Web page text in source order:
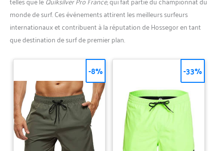
monde de surf. Ces événements attirent les meilleurs surfeurs
internationaux et contribuent à la réputation de Hossegor en tant
que destination de surf de premier plan.
-8% -33%